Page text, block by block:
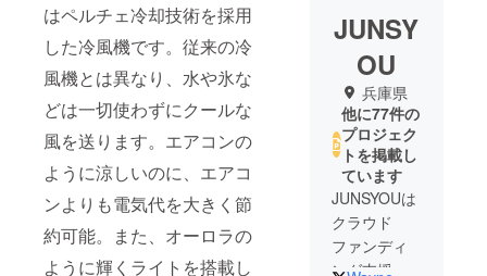
はペルチェ冷却技術を採用
した冷風機です。従来の冷
風機とは異なり、水や氷な
どは一切使わずにクールな
風を送ります。エアコンの
ように涼しいのに、エアコ
ンよりも電気代を大きく節
約可能。また、オーロラの
ように輝くライトを搭載し
JUNSY
OU
兵庫県
他に77件の
プロジェク
トを掲載し
ています
JUNSYOUは
クラウド
ファンディ
ング支援の